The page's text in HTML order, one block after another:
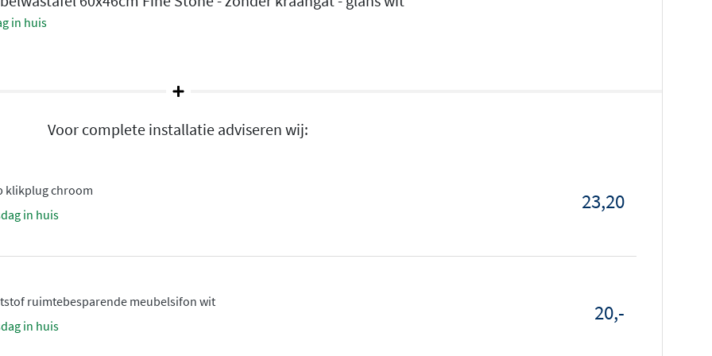
en
en combineert
in huis
Voor complete installatie adviseren wij:
klikplug chroom
in huis
23,20
ruimtebesparende meubelsifon wit
in huis
20,-